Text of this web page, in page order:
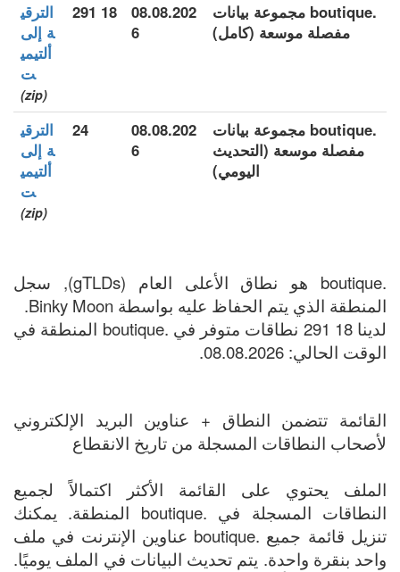
.boutique مجموعة بيانات
مفصلة موسعة (كامل)
08.08.202
6
18 291
الترقي
ة إلى
ألتيمي
ت
(zip)
.boutique مجموعة بيانات
مفصلة موسعة (التحديث
اليومي)
08.08.202
6
24
الترقي
ة إلى
ألتيمي
ت
(zip)
.boutique هو نطاق الأعلى العام (gTLDs), سجل
المنطقة الذي يتم الحفاظ عليه بواسطة Binky Moon.
لدينا 18 291 نطاقات متوفر في .boutique المنطقة في
الوقت الحالي: 08.08.2026.
القائمة تتضمن النطاق + عناوين البريد الإلكتروني
لأصحاب النطاقات المسجلة من تاريخ الانقطاع
الملف يحتوي على القائمة الأكثر اكتمالاً لجميع
النطاقات المسجلة في .boutique المنطقة. يمكنك
تنزيل قائمة جميع .boutique عناوين الإنترنت في ملف
واحد بنقرة واحدة. يتم تحديث البيانات في الملف يوميًا.